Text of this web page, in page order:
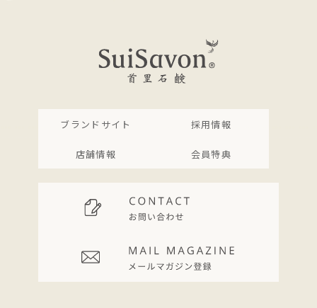
ブランドサイト 採用情報
店舗情報 会員特典